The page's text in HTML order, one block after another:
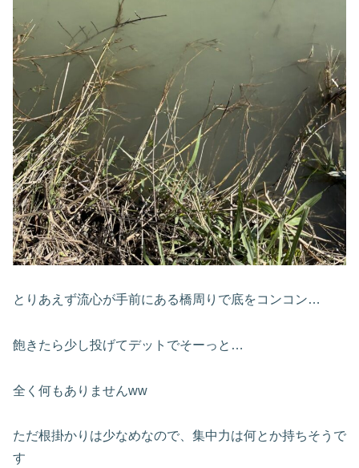
とりあえず流心が手前にある橋周りで底をコンコン…
飽きたら少し投げてデットでそーっと…
全く何もありませんww
ただ根掛かりは少なめなので、集中力は何とか持ちそうで
す